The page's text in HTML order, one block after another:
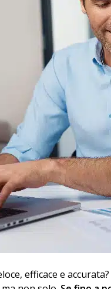
efficace e